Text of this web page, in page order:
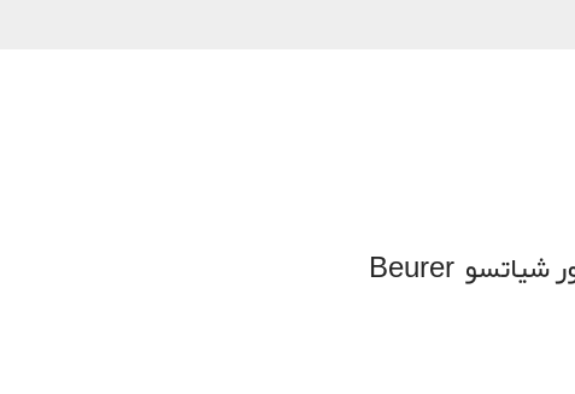
اولین نفری باشید که دیدگاهی را ارسال می کنید برای “صندلی ماساژور شیاتسو Beurer